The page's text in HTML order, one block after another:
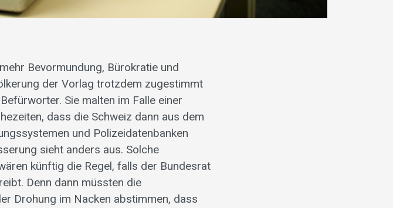
Bevormundung, Bürokratie und
der Vorlag trotzdem zugestimmt
Sie malten im Falle einer
dass die Schweiz dann aus dem
und Polizeidatenbanken
sieht anders aus. Solche
künftig die Regel, falls der Bundesrat
Denn dann müssten die
Drohung im Nacken abstimmen, dass